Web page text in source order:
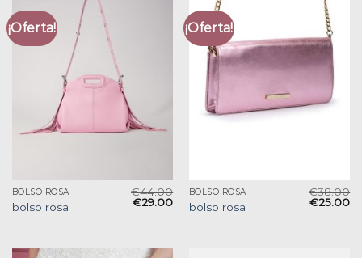
¡Oferta!
BOLSO ROSA
bolso rosa
€44.00
€29.00
¡Oferta!
BOLSO ROSA
bolso rosa
€38.00
€25.00